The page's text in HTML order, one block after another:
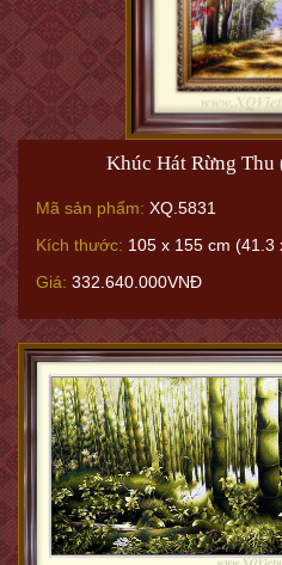
Khúc Hát Rừng Thu
Mã sản phẩm: XQ.5831
Kích thước: 105 x 155 cm (41.3
Giá: 332.640.000VNĐ